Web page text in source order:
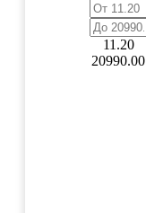
11.20
20990.00